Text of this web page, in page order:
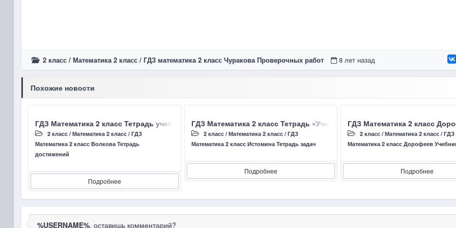
2 класс/ Математика 2 класс/ ГДЗ математика 2 класс Чуракова Проверочных работ 8 лет назад
Похожие новости
ГДЗ Математика 2 класс Тетрадь учебных достижений Волкова С И страница 8 – 11 Работа 2 Числа от 1 до 20
2 класс/ Математика 2 класс/ ГДЗ
Математика 2 класс Волкова Тетрадь
достижений
Подробнее
ГДЗ Математика 2 класс Тетрадь «Учимся решать задачи» Страница 41
2 класс/ Математика 2 класс/ ГДЗ
Математика 2 класс Истомина Тетрадь задач
Подробнее
ГДЗ Математика 2 класс
2 класс/ Математика 2 класс/ ГДЗ
Математика 2 класс Дорофеев
Подробнее
%USERNAME%, оставишь комментарий?